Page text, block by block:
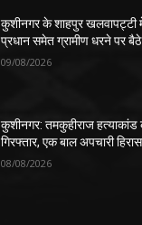
कुशीनगर के शाहपुर खलवापट्टी
प्रधान समेत ग्रामीण धरने पर बैठे
09/08/2026
कुशीनगर: तमकुहीराज
गिरफ्तार, एक बाल अपचारी
08/08/2026